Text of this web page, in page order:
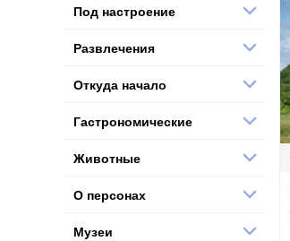
Под настроение
Развлечения
Откуда начало
Гастрономические
Животные
О персонах
Музеи